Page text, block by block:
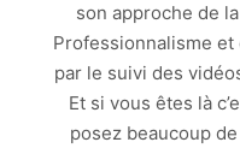
son approche de
Professionnalisme
par le suivi des
Et si vous êtes là
posez beaucoup